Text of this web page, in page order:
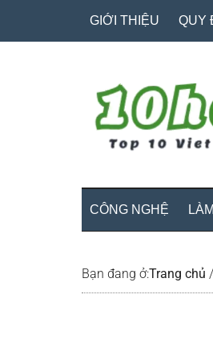
GIỚI THIỆU QUY
CÔNG NGHỆ
Bạn đang ở:Trang chủ /